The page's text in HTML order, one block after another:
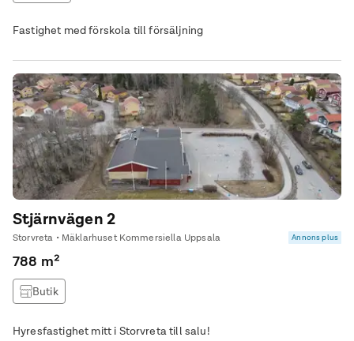
Fastighet med förskola till försäljning
Stjärnvägen 2
Storvreta • Mäklarhuset Kommersiella Uppsala Annons plus
788 m²
Butik
Hyresfastighet mitt i Storvreta till salu!